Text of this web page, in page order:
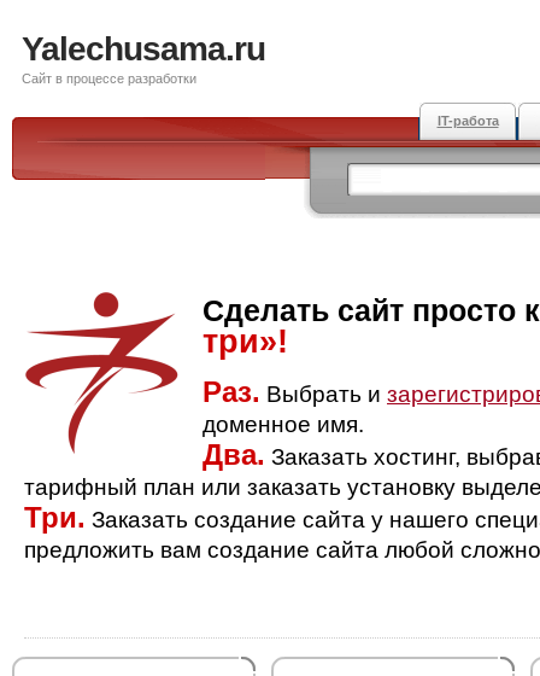
Yalechusama.ru
Сайт в процессе разработки
IT-работа
Сделать сайт просто
три»!
Раз. Выбрать и
доменное имя.
Два. Заказать хостинг,
тарифный план или заказать установку
Три. Заказать создание сайта у нашего
предложить вам создание сайта любой